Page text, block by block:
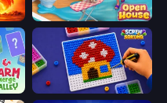
Elemental Monsters: Merge Open House
Screw Sorting